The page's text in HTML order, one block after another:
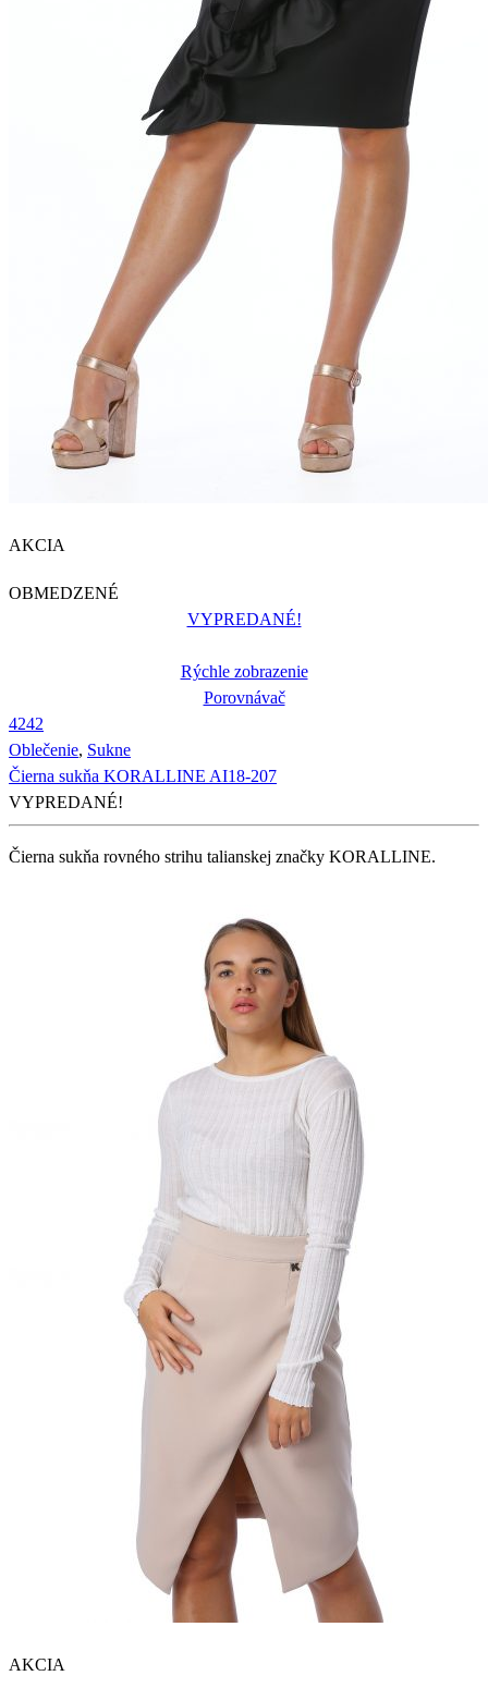
AKCIA
OBMEDZENÉ
VYPREDANÉ!
Rýchle zobrazenie
Porovnávač
4242
Oblečenie, Sukne
Čierna sukňa KORALLINE AI18-207
VYPREDANÉ!
Čierna sukňa rovného strihu talianskej značky KORALLINE.
AKCIA